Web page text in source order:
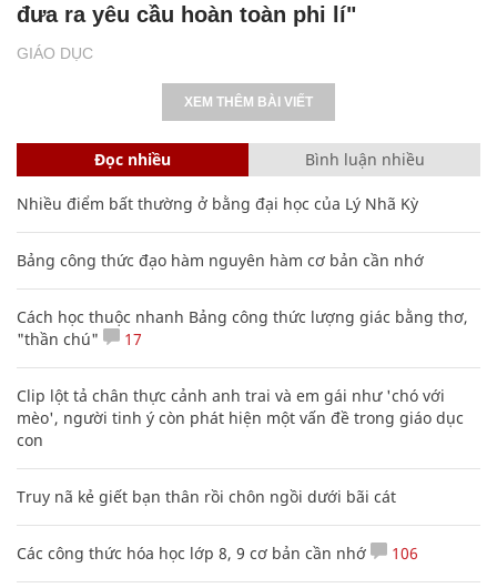
GIÁO DỤC
đưa ra yêu cầu hoàn toàn phi lí"
XEM THÊM BÀI VIẾT
Đọc nhiều Bình luận nhiều
Nhiều điểm bất thường ở bằng đại học của Lý Nhã Kỳ
Bảng công thức đạo hàm nguyên hàm cơ bản cần nhớ
Cách học thuộc nhanh Bảng công thức lượng giác bằng thơ,
"thần chú"
17
Clip lột tả chân thực cảnh anh trai và em gái như 'chó với
mèo', người tinh ý còn phát hiện một vấn đề trong giáo dục
con
Truy nã kẻ giết bạn thân rồi chôn ngồi dưới bãi cát
Các công thức hóa học lớp 8, 9 cơ bản cần nhớ 106